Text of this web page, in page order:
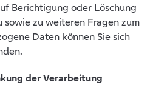
Berichtigung oder Löschung
sowie zu weiteren Fragen zum
Daten können Sie sich
der Verarbeitung